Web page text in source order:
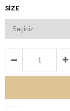
SIZE